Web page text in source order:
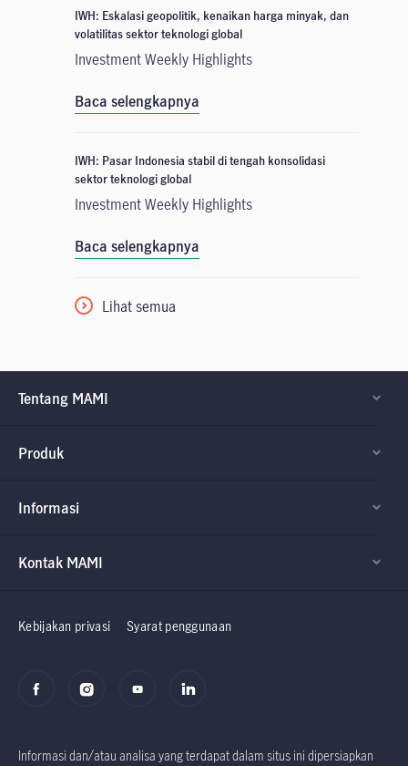
IWH: Eskalasi geopolitik, kenaikan harga minyak, dan
volatilitas sektor teknologi global
Investment Weekly Highlights
Baca selengkapnya
IWH: Pasar Indonesia stabil di tengah konsolidasi
sektor teknologi global
Investment Weekly Highlights
Baca selengkapnya
Lihat semua
Tentang MAMI
Produk
Informasi
Factsheet dan
Kontak MAMI
Kebijakan privasi Syarat penggunaan
Informasi dan/atau analisa yang terdapat dalam situs ini dipersiapkan